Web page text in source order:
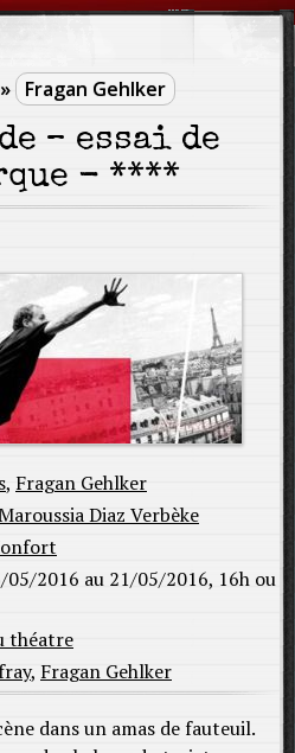
» Fragan Gehlker
– essai de
- ****
, Fragan Gehlker
Diaz Verbèke
05/2016 au 21/05/2016, 16h ou
théatre
, Fragan Gehlker
dans un amas de fauteuil.